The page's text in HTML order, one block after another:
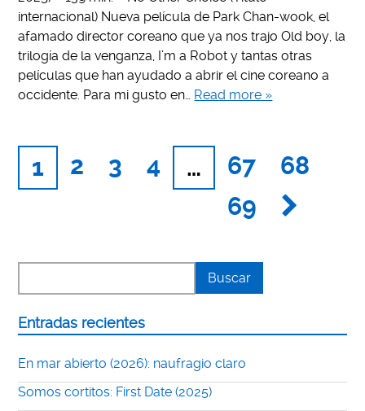
internacional) Nueva película de Park Chan-wook, el
afamado director coreano que ya nos trajo Old boy, la
trilogía de la venganza, I’m a Robot y tantas otras
películas que han ayudado a abrir el cine coreano a
occidente. Para mi gusto en… Read more »
1 2 3 4 … 67
68
69
Entradas recientes
En mar abierto (2026): naufragio claro
Somos cortitos: First Date (2025)